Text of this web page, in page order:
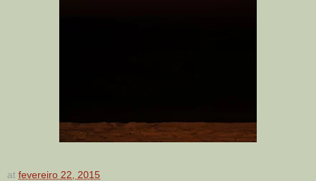
at fevereiro 22, 2015